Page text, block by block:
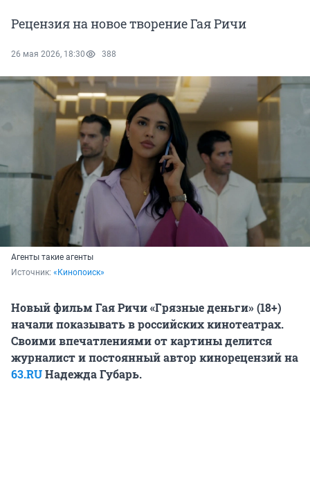
Рецензия на новое творение Гая Ричи
26 мая 2026, 18:30 388
Агенты такие агенты
Источник: «Кинопоиск»
Новый фильм Гая Ричи «Грязные деньги» (18+)
начали показывать в российских кинотеатрах.
Своими впечатлениями от картины делится
журналист и постоянный автор кинорецензий на
63.RUНадежда Губарь.